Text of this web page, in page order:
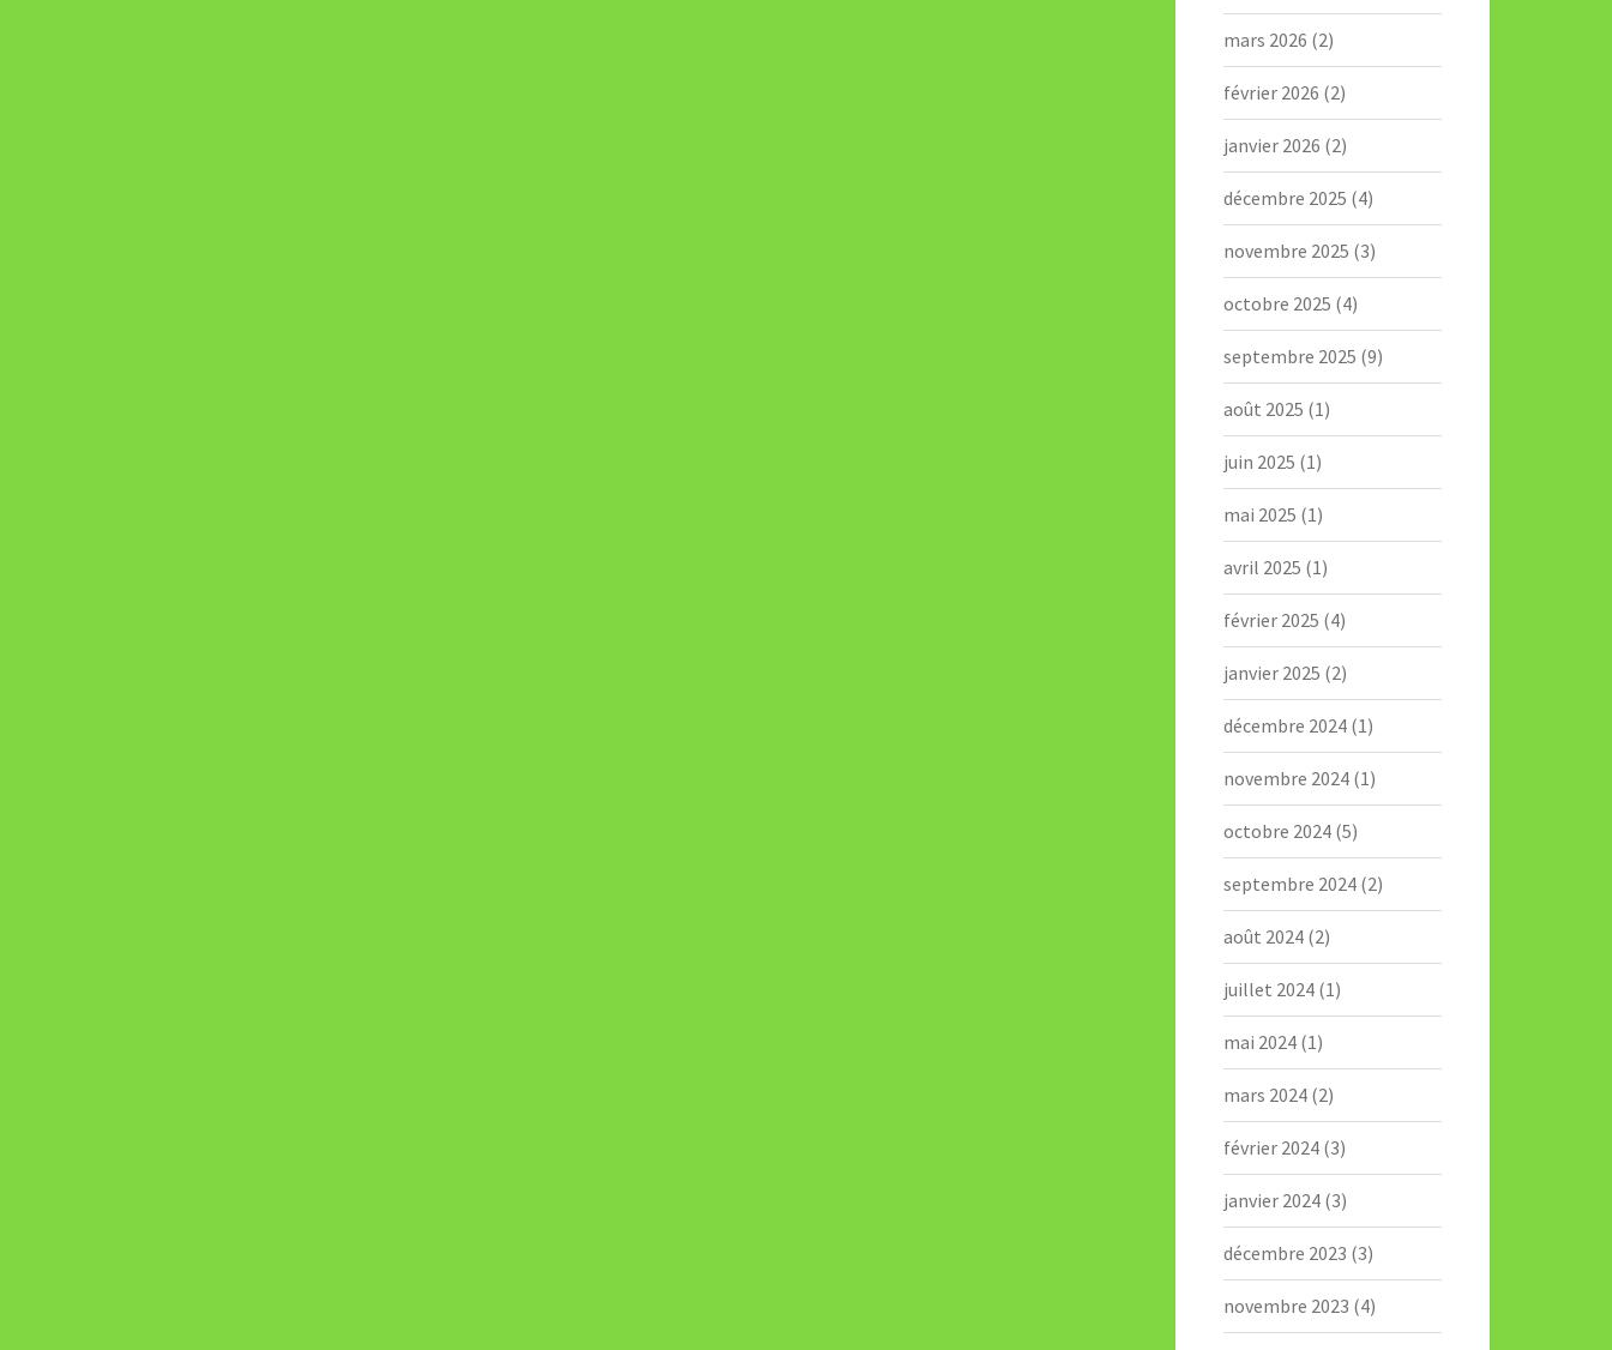
mars 2026 (2)
février 2026 (2)
janvier 2026 (2)
décembre 2025 (4)
novembre 2025 (3)
octobre 2025 (4)
septembre 2025 (9)
août 2025 (1)
juin 2025 (1)
mai 2025 (1)
avril 2025 (1)
février 2025 (4)
janvier 2025 (2)
décembre 2024(1)
novembre 2024(1)
octobre 2024(5)
septembre 2024(2)
août 2024(2)
juillet 2024(1)
mai 2024(1)
mars 2024(2)
février 2024(3)
janvier 2024(3)
décembre 2023 (3)
novembre 2023 (4)